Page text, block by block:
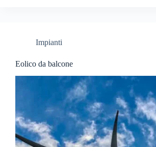
Impianti
Eolico da balcone